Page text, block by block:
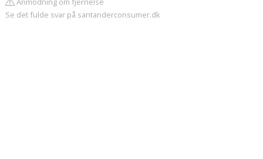
Se det fulde svar på santanderconsumer.dk